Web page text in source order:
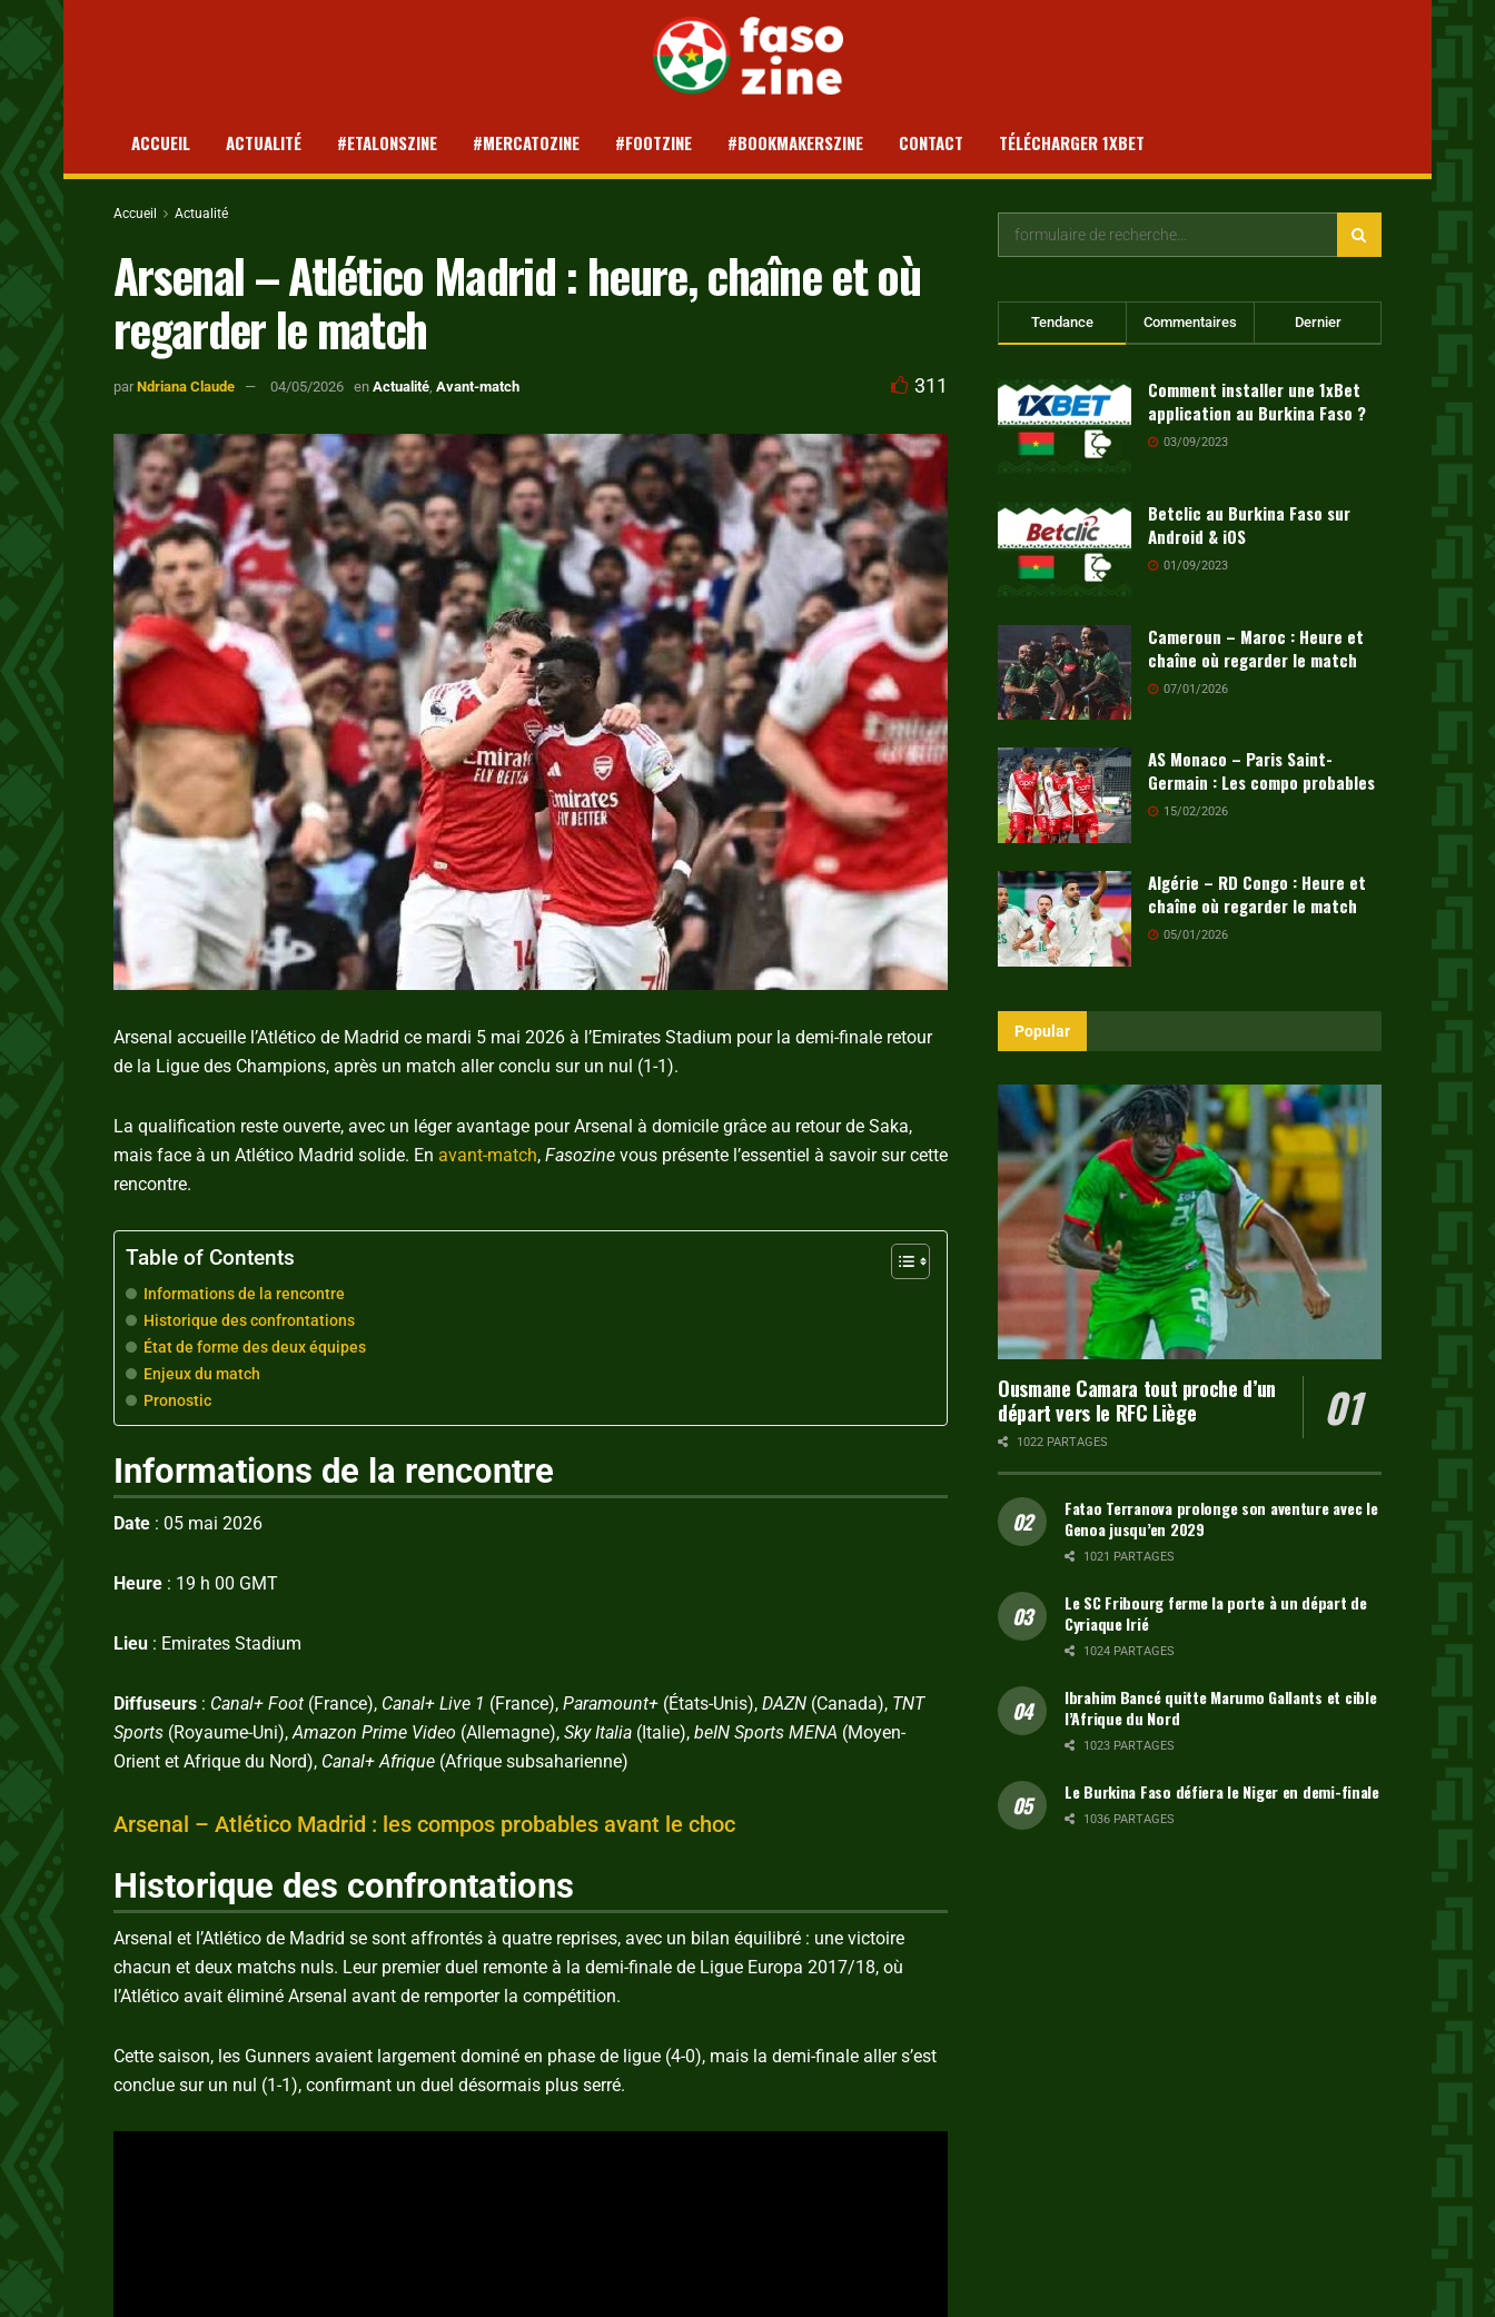
ACCUEIL ACTUALITÉ #ETALONSZINE #MERCATOZINE #FOOTZINE #BOOKMAKERSZINE CONTACT TÉLÉCHARGER 1XBET
Accueil Actualité
Arsenal – Atlético Madrid : heure, chaîne et où
regarder le match
par Ndriana Claude 04/05/2026 en Actualité Avant-match 311
Arsenal accueille l’Atlético de Madrid ce mardi 5 mai 2026 à l’Emirates Stadium pour la demi-finale retour
de la Ligue des Champions, après un match aller conclu sur un nul (1-1).
La qualification reste ouverte, avec un léger avantage pour Arsenal à domicile grâce au retour de Saka,
mais face à un Atlético Madrid solide. En avant-match, Fasozine vous présente l’essentiel à savoir sur cette
rencontre.
Table of Contents
Informations de la rencontre
Historique des confrontations
État de forme des deux équipes
Enjeux du match
Pronostic
Informations de la rencontre
Date : 05 mai 2026
Heure : 19 h 00 GMT
Lieu : Emirates Stadium
Diffuseurs : Canal+ Foot (France), Canal+ Live 1 (France), Paramount+ (États-Unis), DAZN (Canada), TNT
Sports (Royaume-Uni), Amazon Prime Video (Allemagne), Sky Italia (Italie), beIN Sports MENA (Moyen-
Orient et Afrique du Nord), Canal+ Afrique (Afrique subsaharienne)
Arsenal – Atlético Madrid : les compos probables avant le choc
Historique des confrontations
Arsenal et l’Atlético de Madrid se sont affrontés à quatre reprises, avec un bilan équilibré : une victoire
chacun et deux matchs nuls. Leur premier duel remonte à la demi-finale de Ligue Europa 2017/18, où
l’Atlético avait éliminé Arsenal avant de remporter la compétition.
Cette saison, les Gunners avaient largement dominé en phase de ligue (4-0), mais la demi-finale aller s’est
conclue sur un nul (1-1), confirmant un duel désormais plus serré.
Tendance Commentaires Dernier
Comment installer une 1xBet
application au Burkina Faso ?
03/09/2023
Betclic au Burkina Faso sur
Android & iOS
01/09/2023
Cameroun – Maroc : Heure et
chaîne où regarder le match
07/01/2026
AS Monaco – Paris Saint-
Germain : Les compo probables
15/02/2026
Algérie – RD Congo : Heure et
chaîne où regarder le match
05/01/2026
Popular
Ousmane Camara tout proche d’un
départ vers le RFC Liège
1022 PARTAGES
Fatao Terranova prolonge son aventure avec le
Genoa jusqu’en 2029
1021 PARTAGES
Le SC Fribourg ferme la porte à un départ de
Cyriaque Irié
1024 PARTAGES
Ibrahim Bancé quitte Marumo Gallants et cible
l’Afrique du Nord
1023 PARTAGES
Le Burkina Faso défiera le Niger en demi-finale
1036 PARTAGES